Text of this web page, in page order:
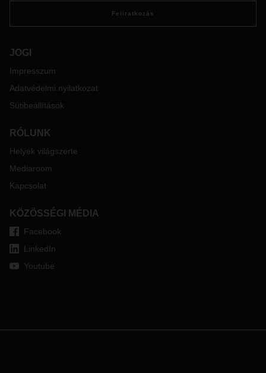
Feliratkozás
JOGI
Impresszum
Adatvédelmi nyilatkozat
Sütibeállítások
RÓLUNK
Helyek világszerte
Mediaroom
Kapcsolat
KÖZÖSSÉGI MÉDIA
Facebook
LinkedIn
Youtube